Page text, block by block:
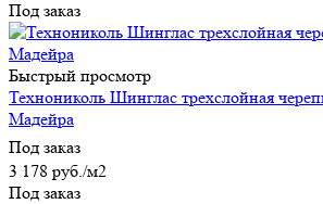
Под заказ
Быстрый просмотр
Технониколь Шинглас трехслойная
Мадейра
Под заказ
3 178 руб./м2
Под заказ